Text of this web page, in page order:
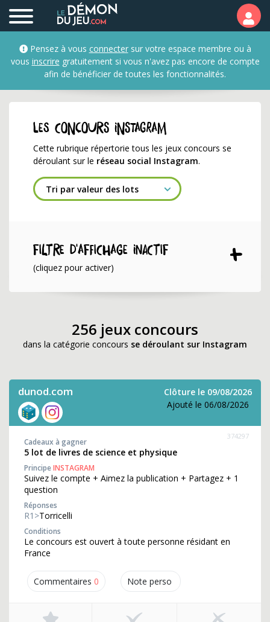
Les jeux concours se
Pensez à vous connectersur votre espace membre ou à
vous inscrire gratuitement si vous n'avez pas encore de compte
afin de bénéficier de toutes les fonctionnalités.
Les concours Instagram
Cette rubrique répertorie tous les jeux concours se
déroulant sur le réseau social Instagram.
Filtre d'affichage INACTIF
(cliquez pour activer)
256 jeux concours
dans la catégorie concours se déroulant sur Instagram
dunod.com
Clôture le 09/08/2026
Ajouté le 06/08/2026
Commentaires 0 Note perso
374297
Cadeaux à gagner
5 lot de livres de science et physique
PrincipeINSTAGRAM
Suivez le compte + Aimez la publication + Partagez + 1
question
Réponses
R1>Torricelli
Conditions
Le concours est ouvert à toute personne résidant en
France